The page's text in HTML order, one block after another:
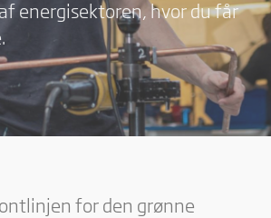
energisektoren, hvor du får
for den grønne